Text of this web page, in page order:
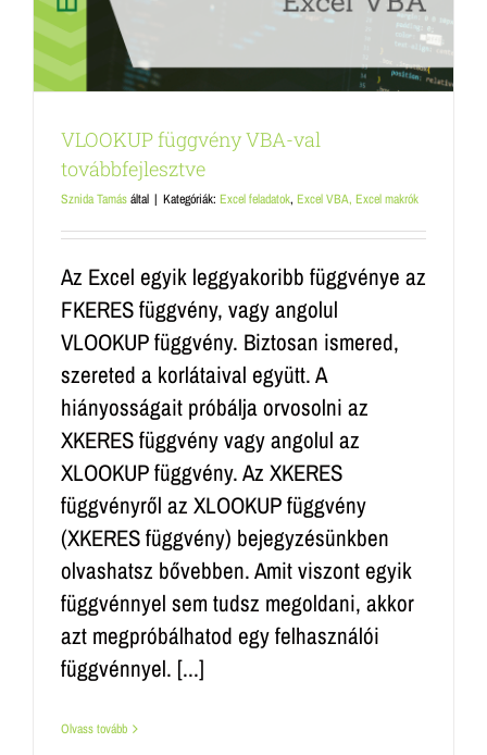
VLOOKUP függvény VBA-val
továbbfejlesztve
Sznida Tamásáltal | Kategóriák: Excel feladatok, Excel VBA, Excel makrók
Az Excel egyik leggyakoribb függvénye az
FKERES függvény, vagy angolul
VLOOKUP függvény. Biztosan ismered,
szereted a korlátaival együtt. A
hiányosságait próbálja orvosolni az
XKERES függvény vagy angolul az
XLOOKUP függvény. Az XKERES
függvényről az XLOOKUP függvény
(XKERES függvény) bejegyzésünkben
olvashatsz bővebben. Amit viszont egyik
függvénnyel sem tudsz megoldani, akkor
azt megpróbálhatod egy felhasználói
függvénnyel. [...]
Olvass tovább